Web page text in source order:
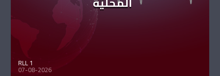
RLL 1
07-08-2026